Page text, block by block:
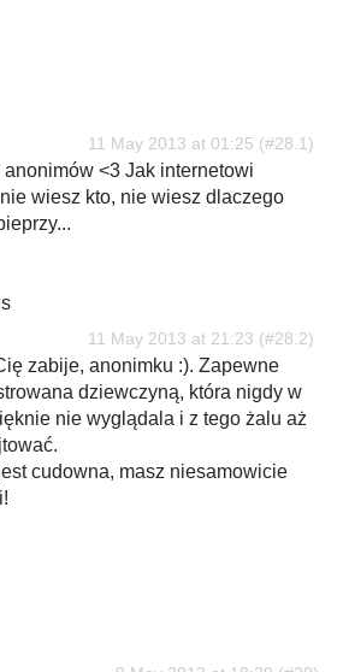
11 May 2013 at 01:25
<3 Jak internetowi
wiesz kto, nie wiesz dlaczego
11 May 2013 at 21:23
zabije, anonimku :). Zapewne
dziewczyną, która nigdy w
nie wyglądala i z tego żalu aż
cudowna, masz niesamowicie